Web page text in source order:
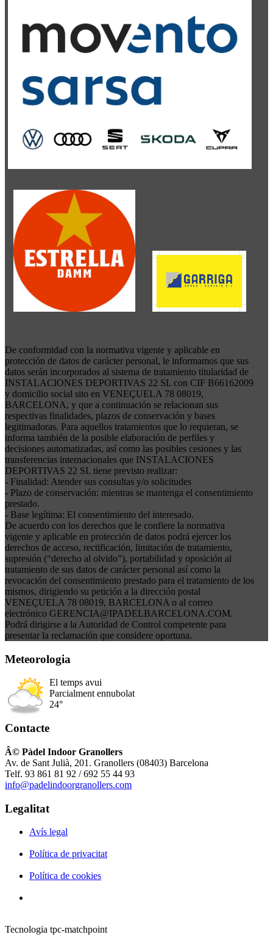
De conformidad con la normativa vigente y aplicable en
protección de datos de carácter personal, le informamos que sus
datos serán incorporados al sistema de tratamiento titularidad de
INSTALACIONES DEPORTIVAS 22 SL con CIF B66162009
y domicilio social sito en VENEÇUELA 78 08019,
BARCELONA, y que a continuación se relacionan sus
respectivas finalidades, plazos de conservación y bases
legitimadoras. Para aquellos tratamientos que lo requieran, se
informa también de la posible elaboración de perfiles y
decisiones automatizadas, así como las posibles cesiones y las
transferencias internacionales que INSTALACIONES
DEPORTIVAS 22 SL tiene previsto realizar:
- Finalidad: Atender sus consultas y/o solicitudes
- Plazo de conservación: mientras se mantenga el consentimiento
prestado.
- Base legítima: El consentimiento del interesado.
De acuerdo con los derechos que le confiere la normativa
vigente y aplicable en protección de datos podrá ejercer los
derechos de acceso, rectificación, limitación de tratamiento,
supresión (“derecho al olvido”), portabilidad y oposición al
tratamiento de sus datos de carácter personal así como la
revocación del consentimiento prestado para el tratamiento de los
mismos, dirigiendo su petición a la dirección postal
VENEÇUELA 78 08019, BARCELONA o al correo
electrónico GERENCIA@IPADELBARCELONA.COM.
Podrá dirigirse a la Autoridad de Control competente para
presentar la reclamación que considere oportuna.
Meteorologia
El temps avui
Parcialment ennubolat
24°
Contacte
Â© Pàdel Indoor Granollers
Av. de Sant Julià, 201. Granollers (08403) Barcelona
Telf. 93 861 81 92 / 692 55 44 93
info@padelindoorgranollers.com
Legalitat
Avís legal
Política de privacitat
Política de cookies
Tecnologia tpc-matchpoint